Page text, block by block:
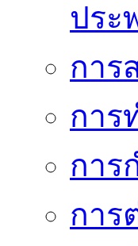
ประ
การ
การ
การ
การ